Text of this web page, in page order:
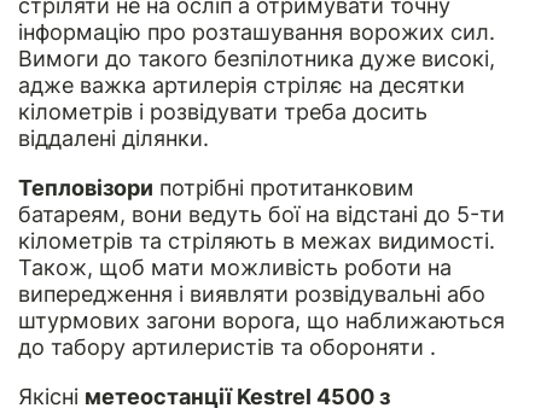
стріляти не на осліп а отримувати точну
інформацію про розташування ворожих сил.
Вимоги до такого безпілотника дуже високі,
адже важка артилерія стріляє на десятки
кілометрів і розвідувати треба досить
віддалені ділянки.
Тепловізори потрібні протитанковим
батареям, вони ведуть бої на відстані до 5-ти
кілометрів та стріляють в межах видимості.
Також, щоб мати можливість роботи на
випередження і виявляти розвідувальні або
штурмових загони ворога, що наближаються
до табору артилеристів та обороняти .
Якісні метеостанції Kestrel 4500 з